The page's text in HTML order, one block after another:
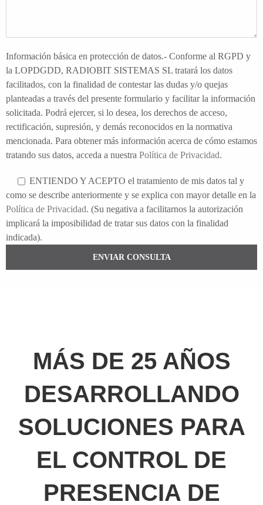
Información básica en protección de datos.- Conforme al RGPD y
la LOPDGDD, RADIOBIT SISTEMAS SL tratará los datos
facilitados, con la finalidad de contestar las dudas y/o quejas
planteadas a través del presente formulario y facilitar la información
solicitada. Podrá ejercer, si lo desea, los derechos de acceso,
rectificación, supresión, y demás reconocidos en la normativa
mencionada. Para obtener más información acerca de cómo estamos
tratando sus datos, acceda a nuestra Política de Privacidad.
ENTIENDO Y ACEPTO el tratamiento de mis datos tal y
como se describe anteriormente y se explica con mayor detalle en la
Política de Privacidad. (Su negativa a facilitarnos la autorización
implicará la imposibilidad de tratar sus datos con la finalidad
indicada).
ENVIAR CONSULTA
MÁS DE 25 AÑOS
DESARROLLANDO
SOLUCIONES PARA
EL CONTROL DE
PRESENCIA DE